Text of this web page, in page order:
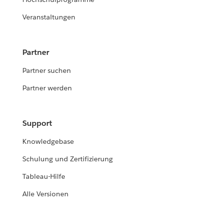
Veranstaltungen
Partner
Partner suchen
Partner werden
Support
Knowledgebase
Schulung und Zertifizierung
Tableau-Hilfe
Alle Versionen